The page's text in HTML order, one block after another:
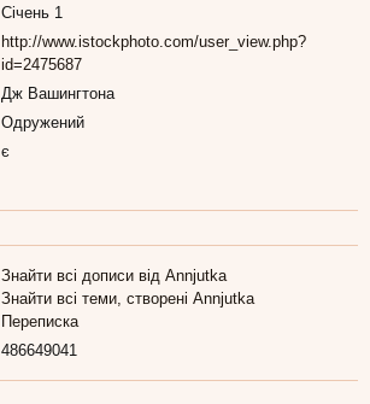
Січень 1
http://www.istockphoto.com/user_view.php?
id=2475687
Дж Вашингтона
Одружений
є
Знайти всі дописи від Annjutka
Знайти всі теми, створені Annjutka
Переписка
486649041